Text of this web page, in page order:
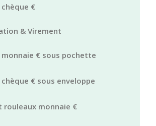
€
& Virement
€ sous pochette
€ sous enveloppe
rouleaux monnaie €